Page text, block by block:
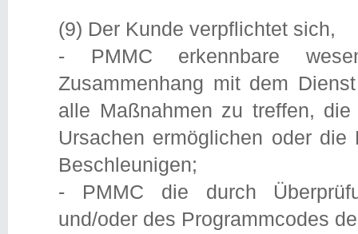
(9) Der Kunde verpflichtet sich,
- PMMC erkennbare
Zusammenhang mit dem
alle Maßnahmen zu treffen,
Ursachen ermöglichen oder
Beschleunigen;
- PMMC die durch
und/oder des Programmcodes